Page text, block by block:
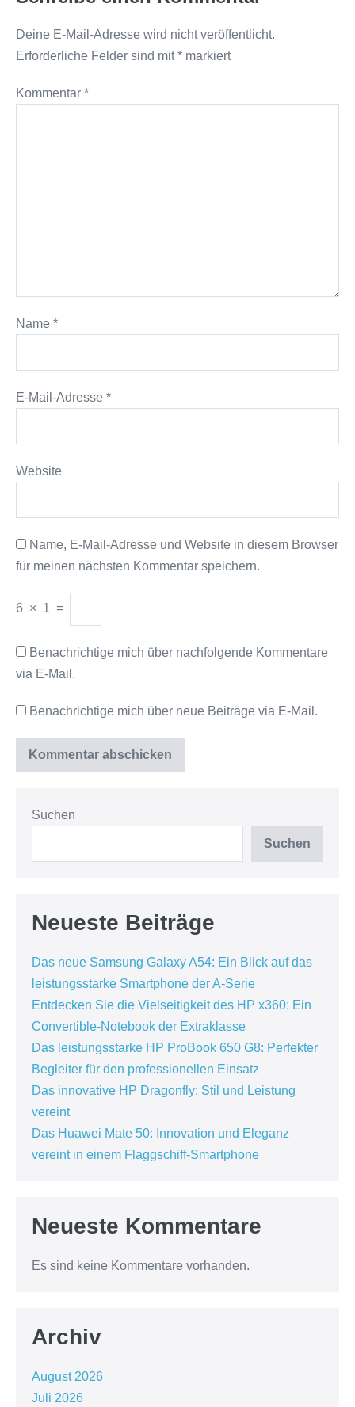
Deine E-Mail-Adresse wird nicht veröffentlicht.
Erforderliche Felder sind mit* markiert
Kommentar *
Name *
E-Mail-Adresse *
Website
Name, E-Mail-Adresse und Website in diesem Browser
für meinen nächsten Kommentar speichern.
6 × 1 =
Benachrichtige mich über nachfolgende Kommentare
via E-Mail.
Benachrichtige mich über neue Beiträge via E-Mail.
Suchen
Suchen
Neueste Beiträge
Das neue Samsung Galaxy A54: Ein Blick auf das
leistungsstarke Smartphone der A-Serie
Entdecken Sie die Vielseitigkeit des HP x360: Ein
Convertible-Notebook der Extraklasse
Das leistungsstarke HP ProBook 650 G8: Perfekter
Begleiter für den professionellen Einsatz
Das innovative HP Dragonfly: Stil und Leistung
vereint
Das Huawei Mate 50: Innovation und Eleganz
vereint in einem Flaggschiff-Smartphone
Neueste Kommentare
Es sind keine Kommentare vorhanden.
Archiv
August 2026
Juli 2026